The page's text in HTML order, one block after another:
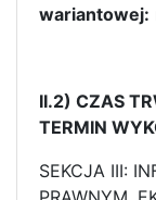
wariantowej:
II.2) CZAS
TERMIN
SEKCJA III: